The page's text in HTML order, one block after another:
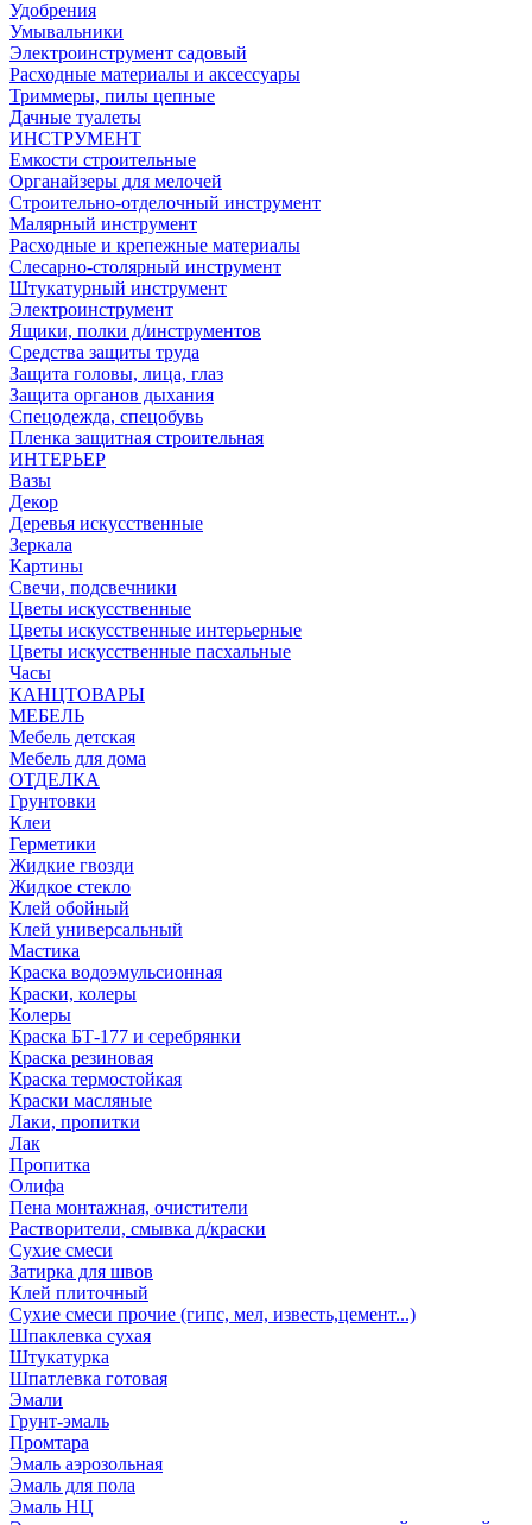
Удобрения
Умывальники
Электроинструмент садовый
Расходные материалы и аксессуары
Триммеры, пилы цепные
Дачные туалеты
ИНСТРУМЕНТ
Емкости строительные
Органайзеры для мелочей
Строительно-отделочный инструмент
Малярный инструмент
Расходные и крепежные материалы
Слесарно-столярный инструмент
Штукатурный инструмент
Электроинструмент
Ящики, полки д/инструментов
Средства защиты труда
Защита головы, лица, глаз
Защита органов дыхания
Спецодежда, спецобувь
Пленка защитная строительная
ИНТЕРЬЕР
Вазы
Декор
Деревья искусственные
Зеркала
Картины
Свечи, подсвечники
Цветы искусственные
Цветы искусственные интерьерные
Цветы искусственные пасхальные
Часы
КАНЦТОВАРЫ
МЕБЕЛЬ
Мебель детская
Мебель для дома
ОТДЕЛКА
Грунтовки
Клеи
Герметики
Жидкие гвозди
Жидкое стекло
Клей обойный
Клей универсальный
Мастика
Краска водоэмульсионная
Краски, колеры
Колеры
Краска БТ-177 и серебрянки
Краска резиновая
Краска термостойкая
Краски масляные
Лаки, пропитки
Лак
Пропитка
Олифа
Пена монтажная, очистители
Растворители, смывка д/краски
Сухие смеси
Затирка для швов
Клей плиточный
Сухие смеси прочие (гипс, мел, известь,цемент...)
Шпаклевка сухая
Штукатурка
Шпатлевка готовая
Эмали
Грунт-эмаль
Промтара
Эмаль аэрозольная
Эмаль для пола
Эмаль НЦ